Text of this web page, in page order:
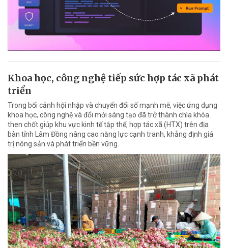
Khoa học, công nghệ tiếp sức hợp tác xã phát
triển
Trong bối cảnh hội nhập và chuyển đổi số mạnh mẽ, việc ứng dụng
khoa học, công nghệ và đổi mới sáng tạo đã trở thành chìa khóa
then chốt giúp khu vực kinh tế tập thể, hợp tác xã (HTX) trên địa
bàn tỉnh Lâm Đồng nâng cao năng lực cạnh tranh, khẳng định giá
trị nông sản và phát triển bền vững.